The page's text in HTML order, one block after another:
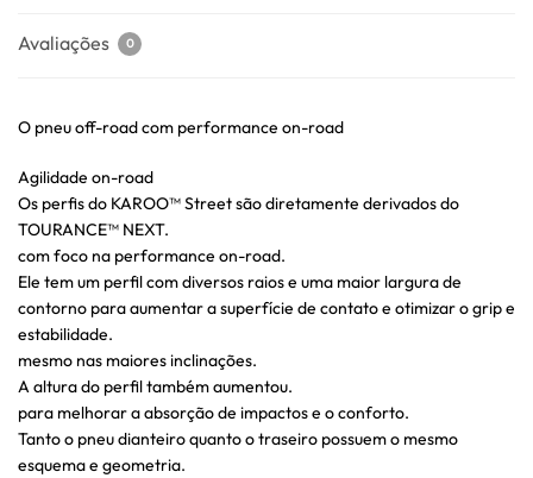
Avaliações 0
O pneu off-road com performance on-road
Agilidade on-road
Os perfis do KAROO™ Street são diretamente derivados do
TOURANCE™ NEXT.
com foco na performance on-road.
Ele tem um perfil com diversos raios e uma maior largura de
contorno para aumentar a superfície de contato e otimizar o grip e
estabilidade.
mesmo nas maiores inclinações.
A altura do perfil também aumentou.
para melhorar a absorção de impactos e o conforto.
Tanto o pneu dianteiro quanto o traseiro possuem o mesmo
esquema e geometria.